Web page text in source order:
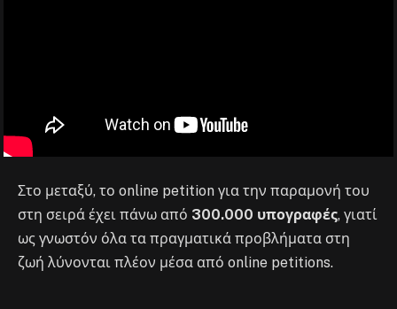
Στο μεταξύ, το online petition για την παραμονή του
στη σειρά έχει πάνω από 300.000 υπογραφές, γιατί
ως γνωστόν όλα τα πραγματικά προβλήματα στη
ζωή λύνονται πλέον μέσα από online petitions.